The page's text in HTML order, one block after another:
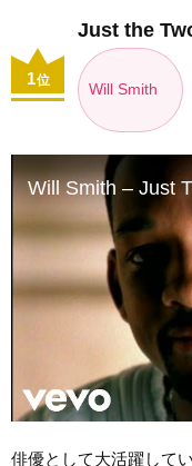
Just the
Will Smith
1位
Will Smith – Just
俳優として大活躍して